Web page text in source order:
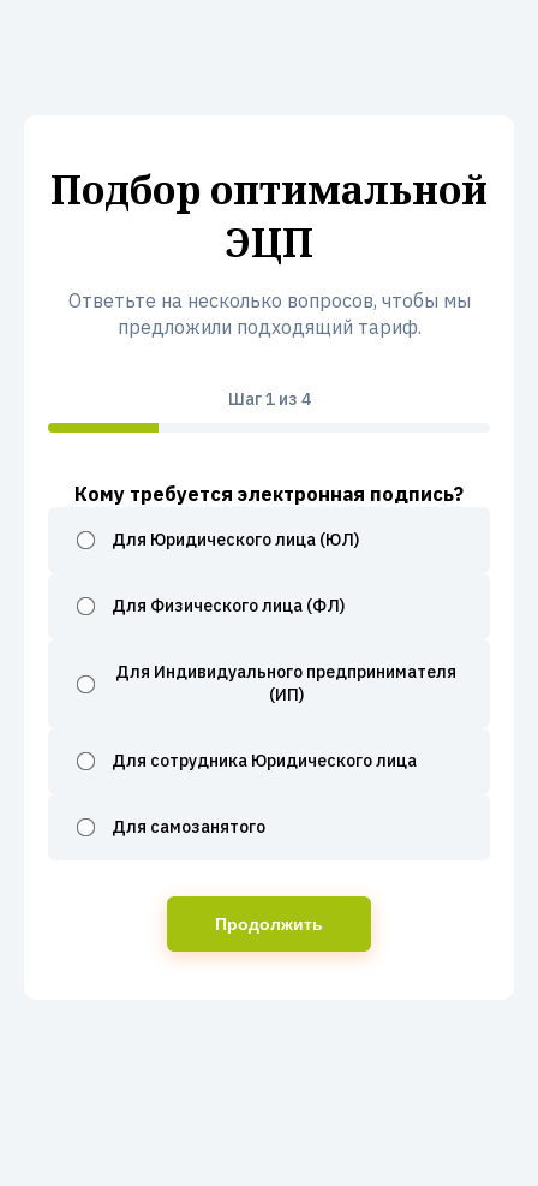
Подбор оптимальной
ЭЦП
Ответьте на несколько вопросов, чтобы мы
предложили подходящий тариф.
Шаг1из 4
Кому требуется электронная подпись?
Для Юридического лица (ЮЛ)
Для Физического лица (ФЛ)
Для Индивидуального предпринимателя
(ИП)
Для сотрудника Юридического лица
Для самозанятого
Продолжить